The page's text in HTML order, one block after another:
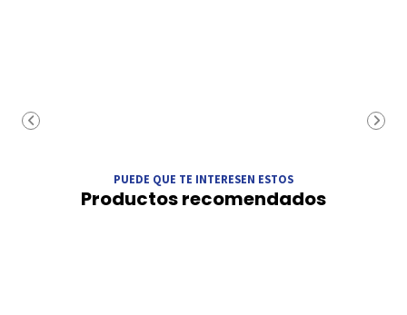
PUEDE QUE TE INTERESEN ESTOS
Productos recomendados